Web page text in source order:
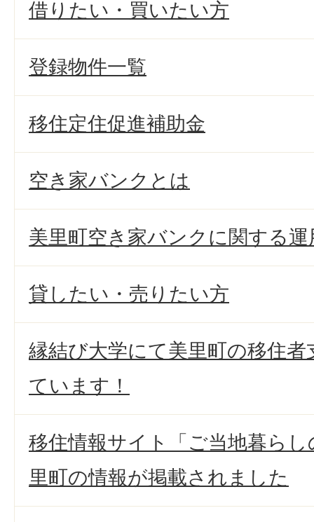
借りたい・買いたい方
登録物件一覧
移住定住促進補助金
空き家バンクとは
美里町空き家バンクに関する
貸したい・売りたい方
縁結び大学にて美里町の移住
ています！
移住情報サイト「ご当地暮ら
里町の情報が掲載されました